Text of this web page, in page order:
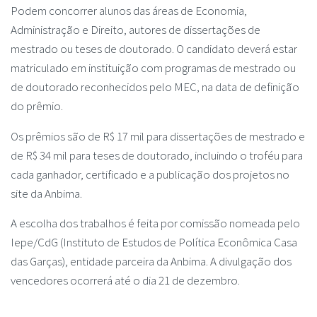
Podem concorrer alunos das áreas de Economia,
Administração e Direito, autores de dissertações de
mestrado ou teses de doutorado. O candidato deverá estar
matriculado em instituição com programas de mestrado ou
de doutorado reconhecidos pelo MEC, na data de definição
do prêmio.
Os prêmios são de R$ 17 mil para dissertações de mestrado e
de R$ 34 mil para teses de doutorado, incluindo o troféu para
cada ganhador, certificado e a publicação dos projetos no
site da Anbima.
A escolha dos trabalhos é feita por comissão nomeada pelo
Iepe/CdG (Instituto de Estudos de Política Econômica Casa
das Garças), entidade parceira da Anbima. A divulgação dos
vencedores ocorrerá até o dia 21 de dezembro.